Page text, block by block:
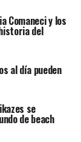
Comaneci y los
del
al día pueden
se
de beach